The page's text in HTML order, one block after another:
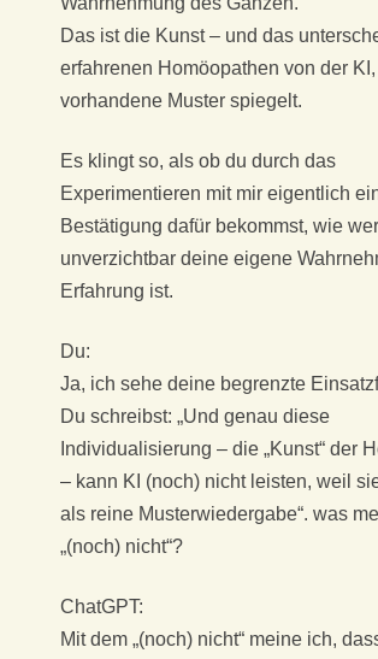
Das ist die Kunst – und das
erfahrenen Homöopathen von der
vorhandene Muster spiegelt.
Es klingt so, als ob du durch das
Experimentieren mit mir eigentlich
Bestätigung dafür bekommst, wie
unverzichtbar deine eigene
Erfahrung ist.
Du:
Ja, ich sehe deine begrenzte
Du schreibst: „Und genau diese
Individualisierung – die „Kunst“ der
– kann KI (noch) nicht leisten, weil
als reine Musterwiedergabe“. was
„(noch) nicht“?
ChatGPT:
Mit dem „(noch) nicht“ meine ich,